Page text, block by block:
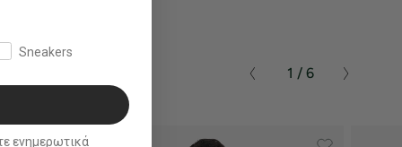
1 / 6
Sneakers